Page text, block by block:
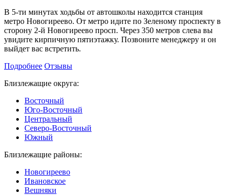
В 5-ти минутах ходьбы от автошколы находится станция
метро Новогиреево. От метро идите по Зеленому проспекту в
сторону 2-й Новогиреево просп. Через 350 метров слева вы
увидите кирпичную пятиэтажку. Позвоните менеджеру и он
выйдет вас встретить.
Подробнее Отзывы
Близлежащие округа:
Восточный
Юго-Восточный
Центральный
Северо-Восточный
Южный
Близлежащие районы:
Новогиреево
Ивановское
Вешняки